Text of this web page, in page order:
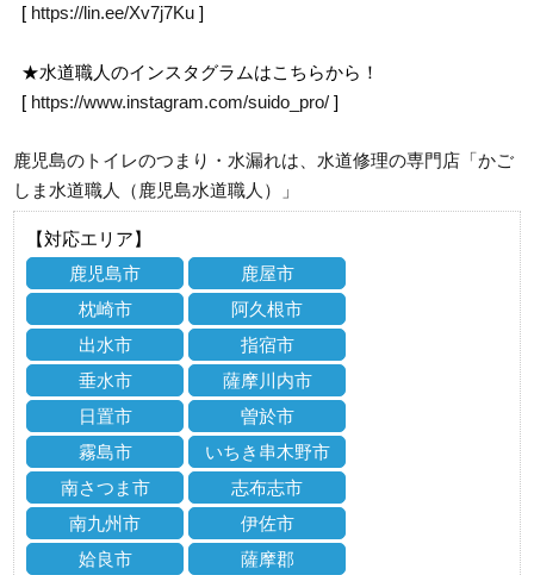
[ https://lin.ee/Xv7j7Ku ]
★水道職人のインスタグラムはこちらから！
[ https://www.instagram.com/suido_pro/ ]
鹿児島のトイレのつまり・水漏れは、水道修理の専門店「かご
しま水道職人（鹿児島水道職人）」
【対応エリア】
鹿児島市
鹿屋市
枕崎市
阿久根市
出水市
指宿市
垂水市
薩摩川内市
日置市
曽於市
霧島市
いちき串木野市
南さつま市
志布志市
南九州市
伊佐市
姶良市
薩摩郡